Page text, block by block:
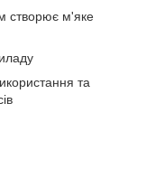
створює м'яке
та